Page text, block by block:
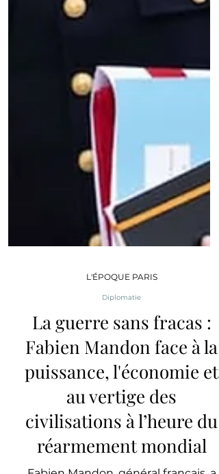
L'ÉPOQUE PARIS
Diplomatie
La guerre sans fracas :
Fabien Mandon face à la
puissance, l'économie et
au vertige des